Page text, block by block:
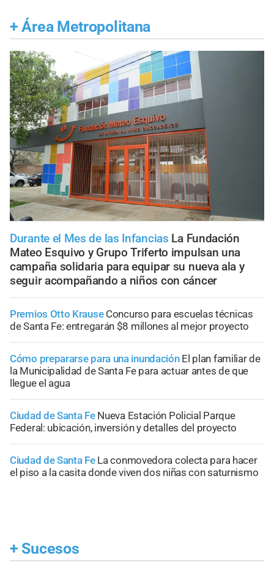
+ Área Metropolitana
Durante el Mes de las Infancias La Fundación
Mateo Esquivo y Grupo Triferto impulsan una
campaña solidaria para equipar su nueva ala y
seguir acompañando a niños con cáncer
Premios Otto Krause Concurso para escuelas técnicas
de Santa Fe: entregarán $8 millones al mejor proyecto
Cómo prepararse para una inundación El plan familiar de
la Municipalidad de Santa Fe para actuar antes de que
llegue el agua
Ciudad de Santa Fe Nueva Estación Policial Parque
Federal: ubicación, inversión y detalles del proyecto
Ciudad de Santa Fe La conmovedora colecta para hacer
el piso a la casita donde viven dos niñas con saturnismo
+ Sucesos